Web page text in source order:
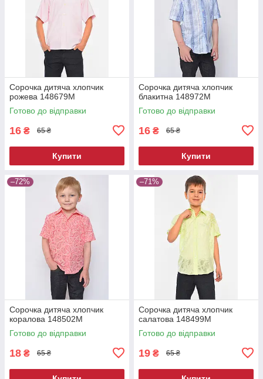
Сорочка дитяча хлопчик
рожева 148679M
Готово до відправки
16 ₴ 65 ₴
Купити
Сорочка дитяча хлопчик
блакитна 148972M
Готово до відправки
16 ₴ 65 ₴
Купити
–72%
Сорочка дитяча хлопчик
коралова 148502M
Готово до відправки
18 ₴ 65 ₴
–71%
Сорочка дитяча хлопчик
салатова 148499M
Готово до відправки
19 ₴ 65 ₴